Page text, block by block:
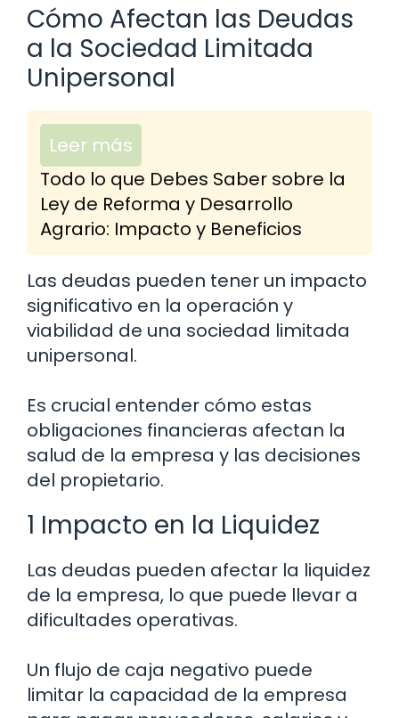
Cómo Afectan las Deudas
a la Sociedad Limitada
Unipersonal
Leer más
Todo lo que Debes Saber sobre la
Ley de Reforma y Desarrollo
Agrario: Impacto y Beneficios
Las deudas pueden tener un impacto
significativo en la operación y
viabilidad de una sociedad limitada
unipersonal.
Es crucial entender cómo estas
obligaciones financieras afectan la
salud de la empresa y las decisiones
del propietario.
1 Impacto en la Liquidez
Las deudas pueden afectar la liquidez
de la empresa, lo que puede llevar a
dificultades operativas.
Un flujo de caja negativo puede
limitar la capacidad de la empresa